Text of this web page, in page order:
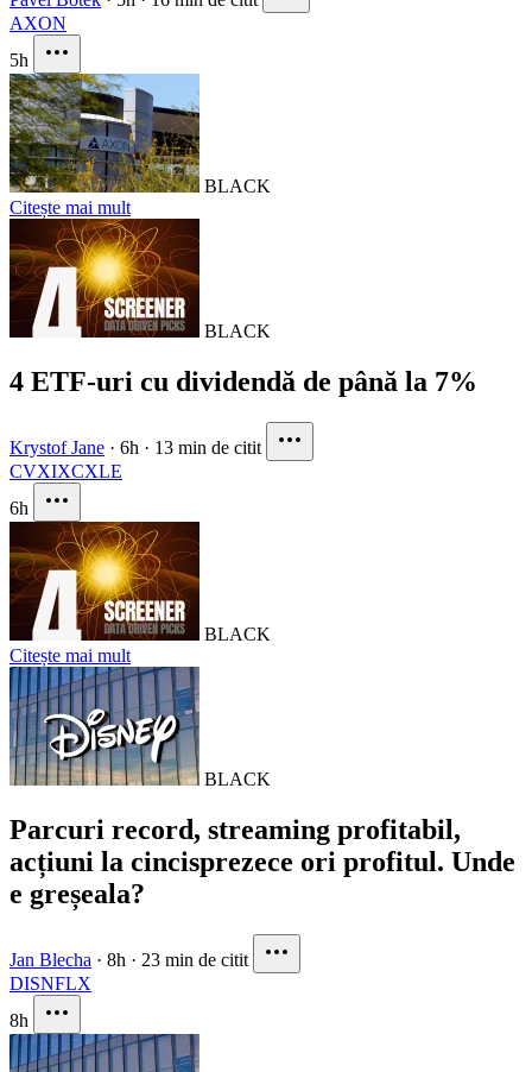
AXON
5h
BLACK
Citește mai mult
BLACK
4 ETF-uri cu dividendă de până la 7%
Krystof Jane · 6h · 13 min de citit
CVXIXCXLE
6h
BLACK
Citește mai mult
BLACK
Parcuri record, streaming profitabil,
acțiuni la cincisprezece ori profitul. Unde
e greșeala?
Jan Blecha · 8h · 23 min de citit
DISNFLX
8h